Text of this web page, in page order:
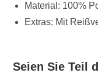
Material: 100%
Extras: Mit
Seien Sie Teil